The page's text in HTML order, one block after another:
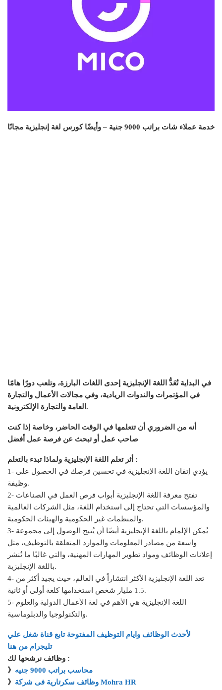
خدمة عملاء شات براتب 9000 جنية – وأيضًا كورس لغة إنجليزية مجانًا
في البداية تُعَدُّ اللغة الإنجليزية إحدى اللغات البارزة، وتلعب دورًا هامًا
في المؤتمرات والندوات الريادية، وفي مجالات الأعمال والتجارة
العامة والتجارة الإلكترونية.
أنه من الضروري أن تتعلمها في الوقت الحاضر، وخاصة إذا كنت
صاحب عمل أو تبحث عن فرصة عمل أفضل
أثر تعلم اللغة الإنجليزية ولماذا تبدء بالتعلم :
1- يؤدي إتقان اللغة الإنجليزية في تحسين فرصك في الحصول على
وظيفة.
2- تفتح معرفة اللغة الإنجليزية أبواب فرص العمل في الصناعات
والمؤسسات التي تحتاج إلى استخدام اللغة، مثل الشركات العالمية
والمنظمات غير الحكومية والهيئات الحكومية.
3- يُمكن الإلمام باللغة الإنجليزية أيضًا أن يُتيح الوصول إلى مجموعة
واسعة من مصادر المعلومات والموارد المتعلقة بالتوظيف، مثل
إعلانات الوظائف ومواد تطوير المهارات المهنية، والتي غالبًا ما تُنشر
باللغة الإنجليزية.
4- تعد اللغة الإنجليزية الأكثر انتشاراً في العالم، حيث يجيد أكثر من
1.5 مليار شخص استخدامها كلغة أولى أو ثانية.
5- اللغة الإنجليزية هي الأهم في لغة الأعمال الدولية والعلوم
والتكنولوجيا والدبلوماسية.
لأحدث الوظائف وايام التوظيف المفتوحة تابع قناة شغل علي
تليجرام من هنا
وظائف نرشحها لك :
》
محاسب براتب 9000 جنيه
》
وظائف سكرتارية فى شركة Mohra HR